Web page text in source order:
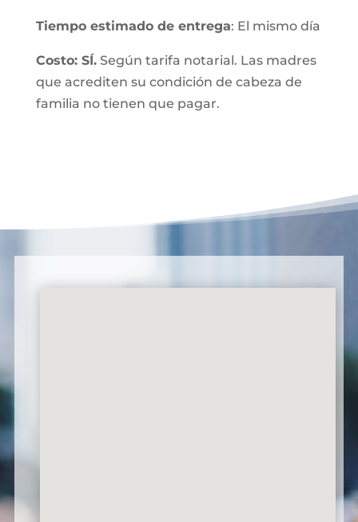
Tiempo estimado de entrega: El mismo día
Costo: SÍ.Según tarifa notarial. Las madres
que acrediten su condición de cabeza de
familia no tienen que pagar.